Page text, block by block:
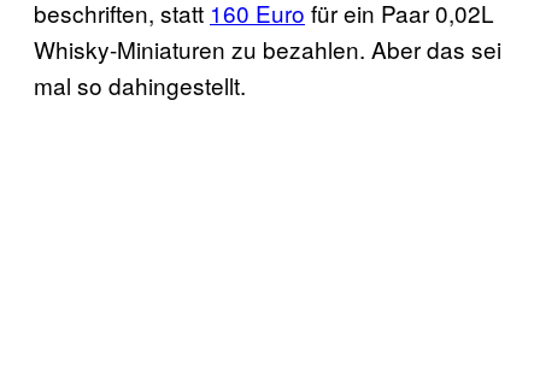
beschriften, statt 160 Euro für ein Paar 0,02L
Whisky-Miniaturen zu bezahlen. Aber das sei
mal so dahingestellt.